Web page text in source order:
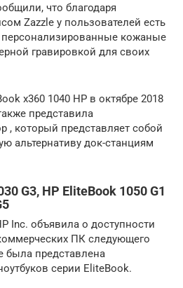
что благодаря
Zazzle у пользователей есть
персонализированные кожаные
гравировкой для своих
x360 1040 HP в октябре 2018
представила
который представляет собой
альтернативу док-станциям
G3, HP EliteBook 1050 G1
Inc. объявила о доступности
ПК следующего
была представлена
серии EliteBook.